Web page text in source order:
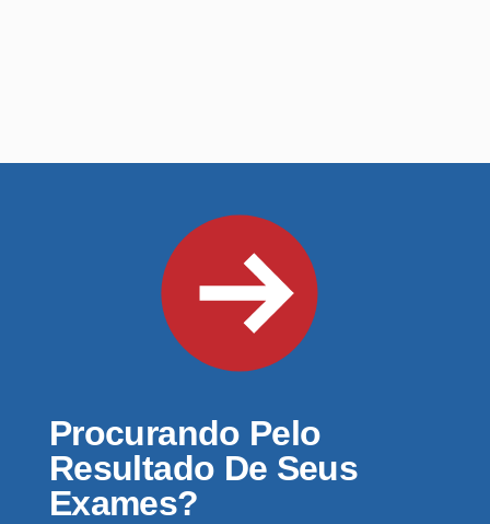
Procurando Pelo
Resultado De Seus
Exames?